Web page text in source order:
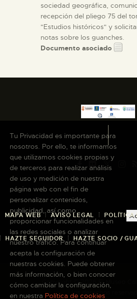
sociedad geográfica,
recepción del pliego 75 del
"Estudios históricos" y
notas sobre los guanches.
Documento asociado
MAPA WEB AVISO LEGAL POLÍTICA
HAZTE SEGUIDOR HAZTE SOCIO /
Copyright © 2026 El Museo
los derechos
Tu Privacidad es importante para
nosotros. Por ello, te informamos
que utilizamos cookies propias y
de terceros para realizar análisis
de uso y medición de nuestra
página web con el fin de
personalizar contenidos,
publicidad, así como
proporcionar funcionalidades en
las redes sociales o analizar
nuestro tráfico. Para continuar
acepta la configuración de
nuestras cookies. Puede obtener
más información, o bien conocer
cómo cambiar la configuración,
en nuestra Política de cookies